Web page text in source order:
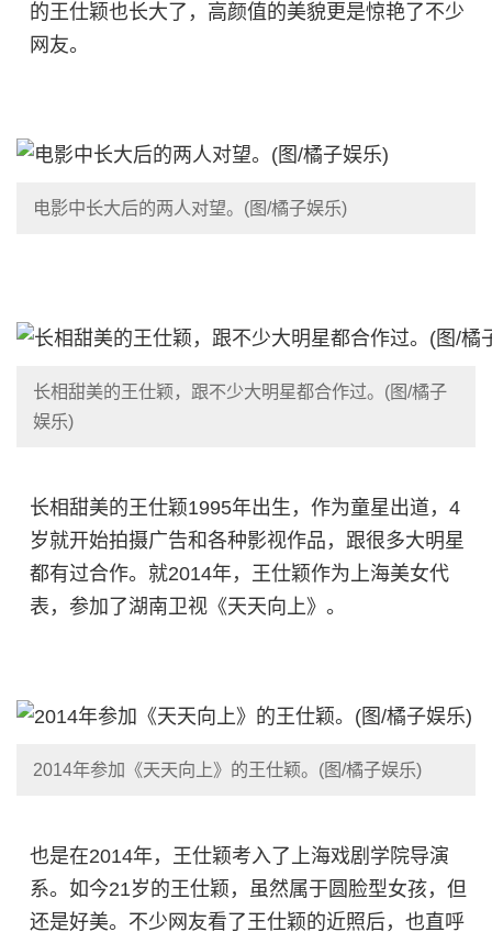
的王仕颖也长大了，高颜值的美貌更是惊艳了不少
网友。
电影中长大后的两人对望。(图/橘子娱乐)
长相甜美的王仕颖，跟不少大明星都合作过。(图/橘子
娱乐)
长相甜美的王仕颖1995年出生，作为童星出道，4
岁就开始拍摄广告和各种影视作品，跟很多大明星
都有过合作。就2014年，王仕颖作为上海美女代
表，参加了湖南卫视《天天向上》。
2014年参加《天天向上》的王仕颖。(图/橘子娱乐)
也是在2014年，王仕颖考入了上海戏剧学院导演
系。如今21岁的王仕颖，虽然属于圆脸型女孩，但
还是好美。不少网友看了王仕颖的近照后，也直呼